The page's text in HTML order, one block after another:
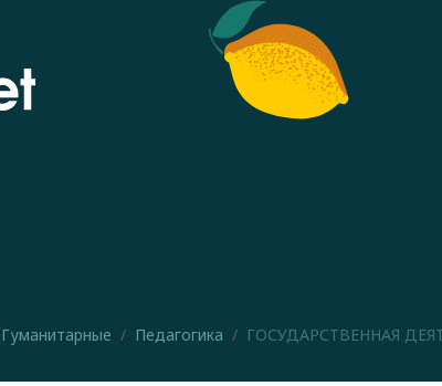
Гуманитарные Педагогика ГОСУДАРСТВЕННАЯ